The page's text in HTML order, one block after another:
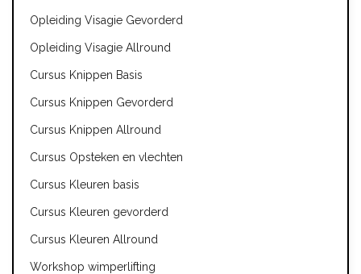
Opleiding Visagie Gevorderd
Opleiding Visagie Allround
Cursus Knippen Basis
Cursus Knippen Gevorderd
Cursus Knippen Allround
Cursus Opsteken en vlechten
Cursus Kleuren basis
Cursus Kleuren gevorderd
Cursus Kleuren Allround
Workshop wimperlifting